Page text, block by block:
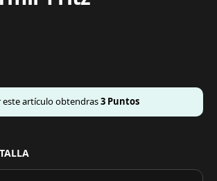
este artículo obtendras3 Puntos